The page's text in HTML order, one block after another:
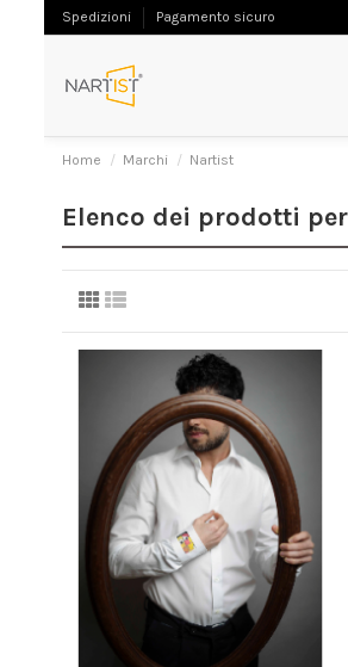
Spedizioni Pagamento sicuro
Home Marchi Nartist
Elenco dei prodotti